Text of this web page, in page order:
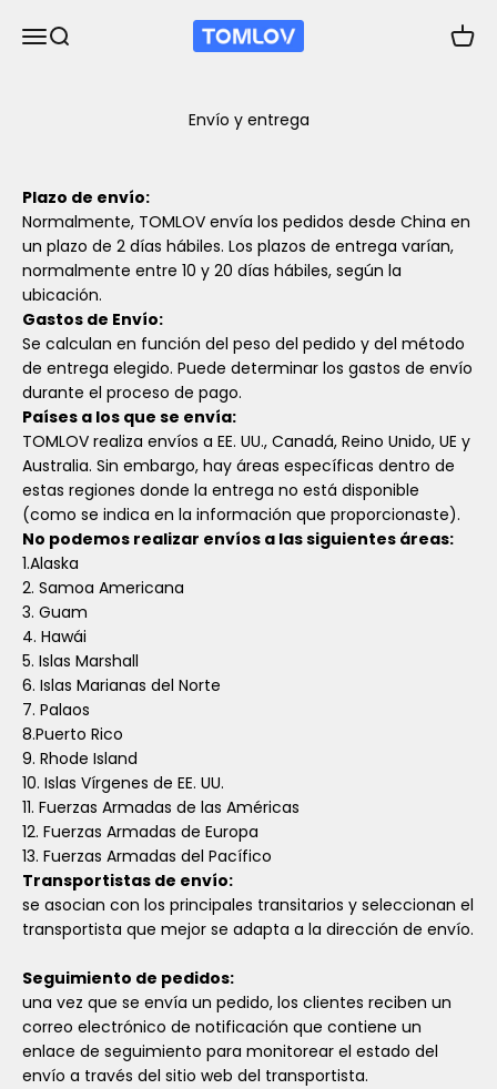
Abrir menú de navegación
Abrir búsqueda TOMLOV Abrir
Envío y entrega
Plazo de envío:
Normalmente, TOMLOV envía los pedidos desde China en
un plazo de 2 días hábiles. Los plazos de entrega varían,
normalmente entre 10 y 20 días hábiles, según la
ubicación.
Gastos de Envío:
Se calculan en función del peso del pedido y del método
de entrega elegido. Puede determinar los gastos de envío
durante el proceso de pago.
Países a los que se envía:
TOMLOV realiza envíos a EE. UU., Canadá, Reino Unido, UE y
Australia. Sin embargo, hay áreas específicas dentro de
estas regiones donde la entrega no está disponible
(como se indica en la información que proporcionaste).
No podemos realizar envíos a las siguientes áreas:
1.Alaska
2. Samoa Americana
3. Guam
4. Hawái
5. Islas Marshall
6. Islas Marianas del Norte
7. Palaos
8.Puerto Rico
9. Rhode Island
10. Islas Vírgenes de EE. UU.
11. Fuerzas Armadas de las Américas
12. Fuerzas Armadas de Europa
13. Fuerzas Armadas del Pacífico
Transportistas de envío:
se asocian con los principales transitarios y seleccionan el
transportista que mejor se adapta a la dirección de envío.
Seguimiento de pedidos:
una vez que se envía un pedido, los clientes reciben un
correo electrónico de notificación que contiene un
enlace de seguimiento para monitorear el estado del
envío a través del sitio web del transportista.